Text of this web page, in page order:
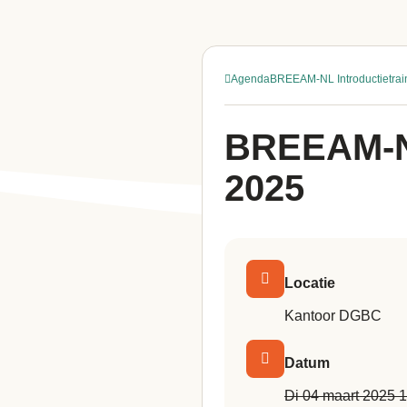
AgendaBREEAM-NL
2025
Locatie
Kantoor DGBC
Datum
di 04 maart 2025